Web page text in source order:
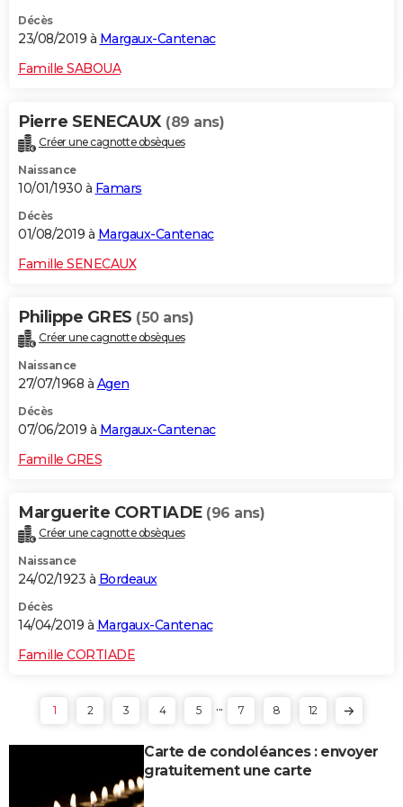
Décès
23/08/2019 à Margaux-Cantenac
Famille SABOUA
Pierre SENECAUX (89 ans)
Créer une cagnotte obsèques
Naissance
10/01/1930 à Famars
Décès
01/08/2019 à Margaux-Cantenac
Famille SENECAUX
Philippe GRES (50 ans)
Créer une cagnotte obsèques
Naissance
27/07/1968 à Agen
Décès
07/06/2019 à Margaux-Cantenac
Famille GRES
Marguerite CORTIADE (96 ans)
Créer une cagnotte obsèques
Naissance
24/02/1923 à Bordeaux
Décès
14/04/2019 à Margaux-Cantenac
Famille CORTIADE
1 2 3 4 5 ... 7 8 12
Carte de condoléances : envoyer
gratuitement une carte